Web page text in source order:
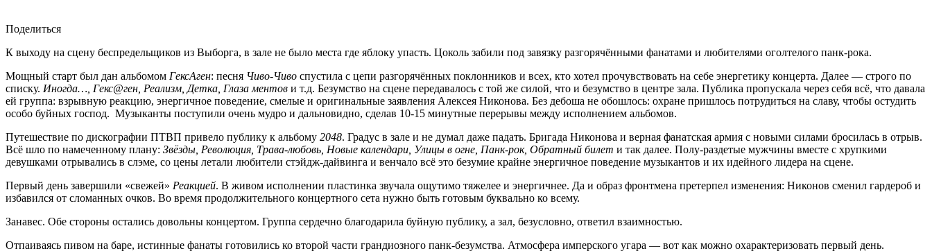
Поделиться
К выходу на сцену беспредельщиков из Выборга, в зале не было места где яблоку упасть. Цоколь забили под завязку разгорячёнными фанатами и любителями оголтелого панк-рока.
Мощный старт был дан альбомом ГексАген: песня Чиво-Чиво спустила с цепи разгорячённых поклонников и всех, кто хотел прочувствовать на себе энергетику концерта. Далее — строго по
списку. Иногда…, Гекс@ген, Реализм, Детка, Глаза ментов и т.д. Безумство на сцене передавалось с той же силой, что и безумство в центре зала. Публика пропускала через себя всё, что давала
ей группа: взрывную реакцию, энергичное поведение, смелые и оригинальные заявления Алексея Никонова. Без дебоша не обошлось: охране пришлось потрудиться на славу, чтобы остудить
особо буйных господ. Музыканты поступили очень мудро и дальновидно, сделав 10-15 минутные перерывы между исполнением альбомов.
Путешествие по дискографии ПТВП привело публику к альбому 2048. Градус в зале и не думал даже падать. Бригада Никонова и верная фанатская армия с новыми силами бросилась в отрыв.
Всё шло по намеченному плану: Звёзды, Революция, Трава-любовь, Новые календари, Улицы в огне, Панк-рок, Обратный билет и так далее. Полу-раздетые мужчины вместе с хрупкими
девушками отрывались в слэме, со цены летали любители стэйдж-дайвинга и венчало всё это безумие крайне энергичное поведение музыкантов и их идейного лидера на сцене.
Первый день завершили «свежей» Реакцией. В живом исполнении пластинка звучала ощутимо тяжелее и энергичнее. Да и образ фронтмена претерпел изменения: Никонов сменил гардероб и
избавился от сломанных очков. Во время продолжительного концертного сета нужно быть готовым буквально ко всему.
Занавес. Обе стороны остались довольны концертом. Группа сердечно благодарила буйную публику, а зал, безусловно, ответил взаимностью.
Отпаиваясь пивом на баре, истинные фанаты готовились ко второй части грандиозного панк-безумства. Атмосфера имперского угара — вот как можно охарактеризовать первый день.